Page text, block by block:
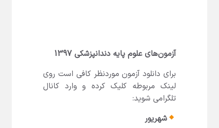
آزمون‌های علوم پایه دندانپزشکی 1397
برای دانلود آزمون موردنظر کافی است روی
لینک مربوطه کلیک کرده و وارد کانال
تلگرامی شوید:
شهریور